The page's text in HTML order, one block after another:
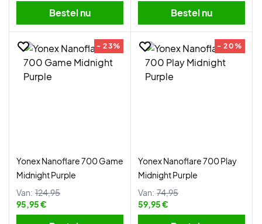
Bestel nu Bestel nu
- 23%
Yonex Nanoflare 700 Game
Midnight Purple
Van: 124,95
95,95 €
- 20%
Yonex Nanoflare 700 Play
Midnight Purple
Van: 74,95
59,95 €